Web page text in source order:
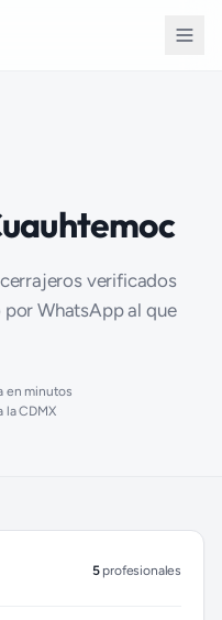
verificados
WhatsApp al que
en minutos
la CDMX
en Cuauhtémoc
5 profesionales